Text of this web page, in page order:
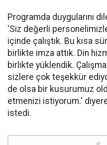
Programda duygularını
'Siz değerli
içinde çalıştık. Bu kısa
birlikte imza attık. Din
birlikte yüklendik.
sizlere çok teşekkür
de olsa bir kusurumuz
etmenizi istiyorum.'
istedi.